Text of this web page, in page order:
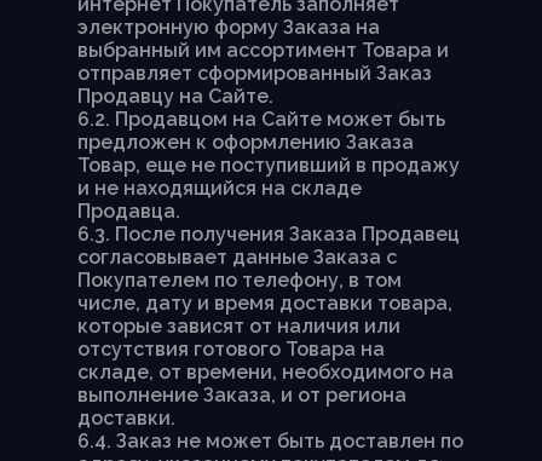
электронную форму Заказа на
выбранный им ассортимент Товара и
отправляет сформированный Заказ
Продавцу на Сайте.
6.2. Продавцом на Сайте может быть
предложен к оформлению Заказа
Товар, еще не поступивший в продажу
и не находящийся на складе
Продавца.
6.3. После получения Заказа Продавец
согласовывает данные Заказа с
Покупателем по телефону, в том
числе, дату и время доставки товара,
которые зависят от наличия или
отсутствия готового Товара на
складе, от времени, необходимого на
выполнение Заказа, и от региона
доставки.
6.4. Заказ не может быть доставлен по